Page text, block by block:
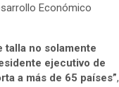
Económico
talla no solamente
ejecutivo de
a más de 65 países”,